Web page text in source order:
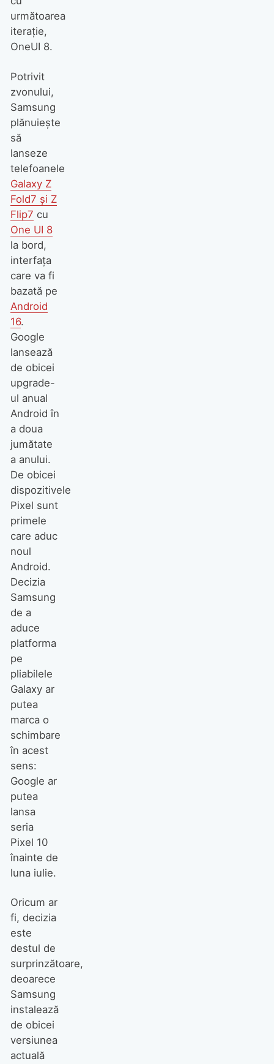
următoarea
iterație,
OneUI 8.
Potrivit
zvonului,
Samsung
plănuiește
să
lanseze
telefoanele
Galaxy Z
Fold7 și Z
Flip7 cu
One UI 8
la bord,
interfața
care va fi
bazată pe
Android
16.
Google
lansează
de obicei
upgrade-
ul anual
Android în
a doua
jumătate
a anului.
De obicei
dispozitivele
Pixel sunt
primele
care aduc
noul
Android.
Decizia
Samsung
de a
aduce
platforma
pe
pliabilele
Galaxy ar
putea
marca o
schimbare
în acest
sens:
Google ar
putea
lansa
seria
Pixel 10
înainte de
luna iulie.
Oricum ar
fi, decizia
este
destul de
surprinzătoare,
deoarece
Samsung
instalează
de obicei
versiunea
actuală